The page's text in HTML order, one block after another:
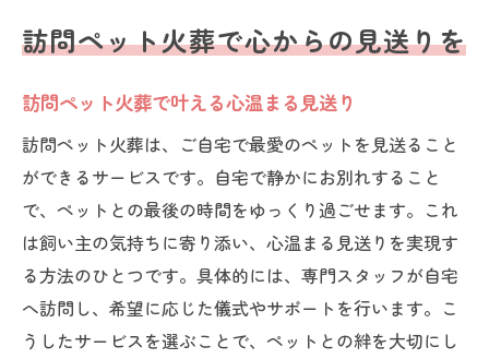
訪問ペット火葬で心からの見送りを
訪問ペット火葬で叶える心温まる見送り
訪問ペット火葬は、ご自宅で最愛のペットを見送ること
ができるサービスです。自宅で静かにお別れすること
で、ペットとの最後の時間をゆっくり過ごせます。これ
は飼い主の気持ちに寄り添い、心温まる見送りを実現す
る方法のひとつです。具体的には、専門スタッフが自宅
へ訪問し、希望に応じた儀式やサポートを行います。こ
うしたサービスを選ぶことで、ペットとの絆を大切にし